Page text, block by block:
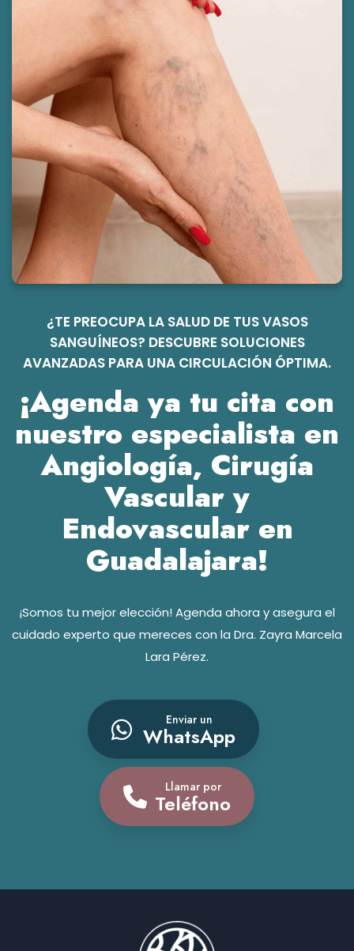
¿TE PREOCUPA LA SALUD DE TUS VASOS
SANGUÍNEOS? DESCUBRE SOLUCIONES
AVANZADAS PARA UNA CIRCULACIÓN ÓPTIMA.
¡Agenda ya tu cita con
nuestro especialista en
Angiología, Cirugía
Vascular y
Endovascular en
Guadalajara!
¡Somos tu mejor elección! Agenda ahora y asegura el
cuidado experto que mereces con la Dra. Zayra Marcela
Lara Pérez.
Enviar un
WhatsApp
Llamar por
Teléfono